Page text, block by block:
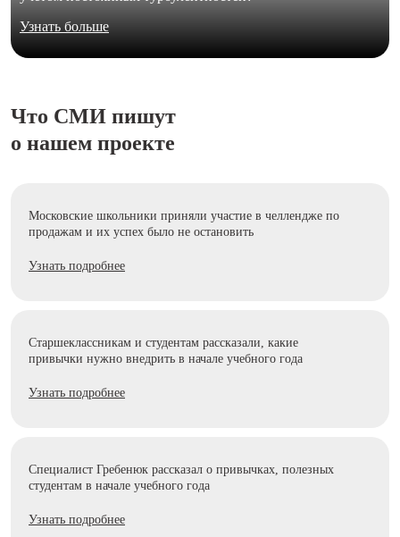
Узнать больше
Что СМИ пишут
о нашем проекте
Московские школьники приняли участие в челлендже по
продажам и их успех было не остановить
Узнать подробнее
Старшеклассникам и студентам рассказали, какие
привычки нужно внедрить в начале учебного года
Узнать подробнее
Специалист Гребенюк рассказал о привычках, полезных
студентам в начале учебного года
Узнать подробнее